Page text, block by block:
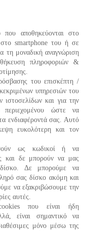
που αποθηκεύονται στο
smartphone του ή σε
τη μοναδική αναγνώριση
πληροφοριών &
του επισκέπτη /
υπηρεσιών του
και για την
περιεχομένου ώστε να
τα ενδιαφέροντά σας. Αυτό
ευκολότερη και τον
ως κωδικοί ή να
και δε μπορούν να μας
Δε μπορούμε να
σας δίσκο ακόμη και
να εξακριβώσουμε την
αυτές.
που είναι ήδη
είναι σημαντικό να
μόνο μέσω της